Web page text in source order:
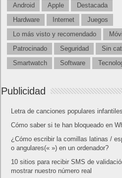
Android Apple
Destacada
Hardware
Internet
Juegos
Lo más visto y recomendado
Patrocinado
Seguridad
Sin
Smartwatch
Software
Publicidad
Letra de canciones populares
Cómo saber si te han bloqueado en
¿Cómo escribir la comillas latinas /
o angulares(« ») en un ordenador?
10 sitios para recibir SMS de
mostrar nuestro número real